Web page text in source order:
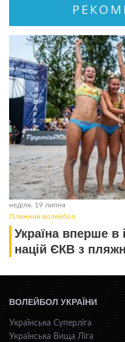
неділя, 19 липня
Пляжний волейбол
Україна вперше в
націй ЄКВ з
ВОЛЕЙБОЛ УКРАЇНИ
Українська Суперліга
Українська Вища Ліга